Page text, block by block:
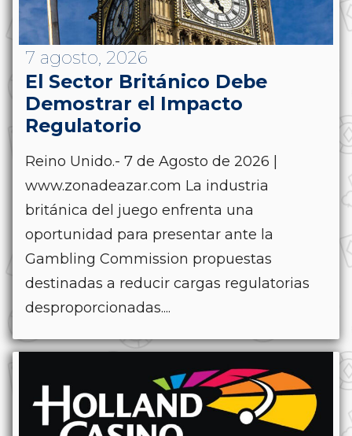
7 agosto, 2026
El Sector Británico Debe
Demostrar el Impacto
Regulatorio
Reino Unido.- 7 de Agosto de 2026 |
www.zonadeazar.com La industria
británica del juego enfrenta una
oportunidad para presentar ante la
Gambling Commission propuestas
destinadas a reducir cargas regulatorias
desproporcionadas....